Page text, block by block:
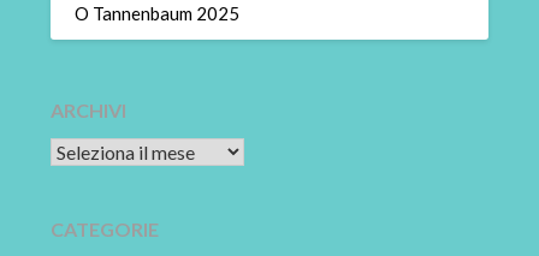
O Tannenbaum 2025
ARCHIVI
Archivi
CATEGORIE